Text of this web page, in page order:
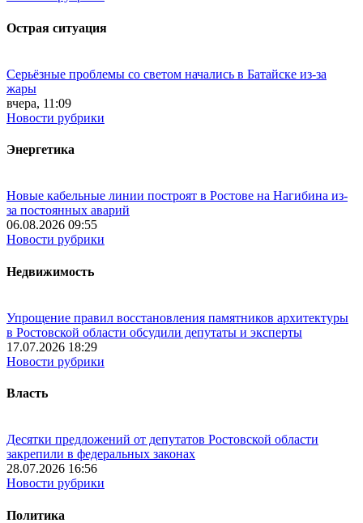
Острая ситуация
Серьёзные проблемы со светом начались в Батайске из-за
жары
вчера, 11:09
Новости рубрики
Энергетика
Новые кабельные линии построят в Ростове на Нагибина из-
за постоянных аварий
06.08.2026 09:55
Новости рубрики
Недвижимость
Упрощение правил восстановления памятников архитектуры
в Ростовской области обсудили депутаты и эксперты
17.07.2026 18:29
Новости рубрики
Власть
Десятки предложений от депутатов Ростовской области
закрепили в федеральных законах
28.07.2026 16:56
Новости рубрики
Политика